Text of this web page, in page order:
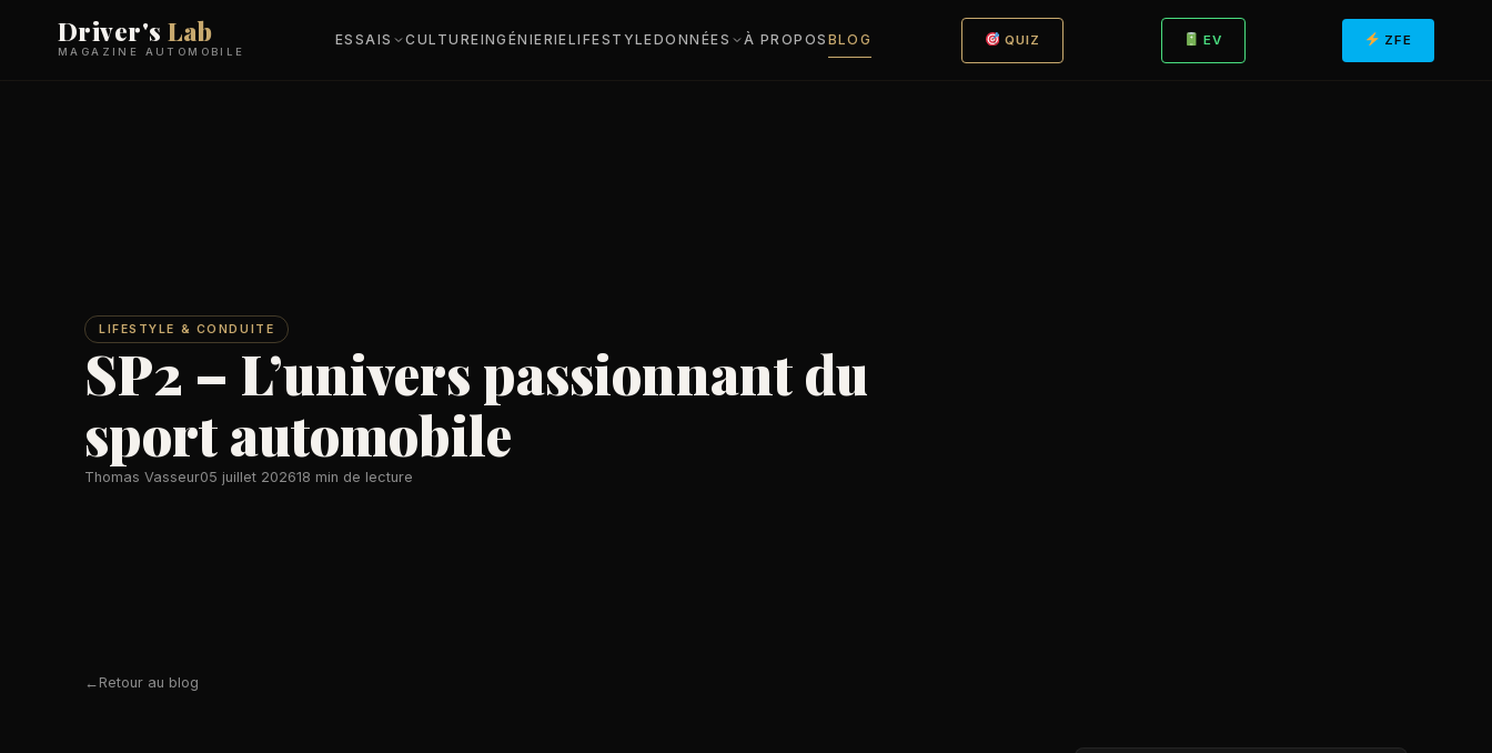
Driver'sLab
MAGAZINE AUTOMOBILE
ESSAIS CULTUREINGÉNIERIELIFESTYLEDONNÉES À PROPOS BLOG QUIZ EV ZFE
LIFESTYLE & CONDUITE
SP2 – L’univers passionnant du
sport automobile
Thomas Vasseur05 juillet 202618 min de lecture
Retour au blog